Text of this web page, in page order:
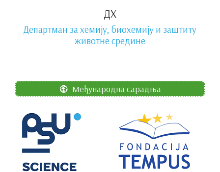
ДХ
Департман за хемију, биохемију и заштиту
животне средине
Међународна сарадња